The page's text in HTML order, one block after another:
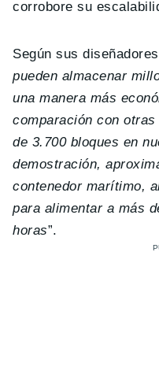
corrobore su
Según sus diseñadores
pueden almacenar
una manera más
comparación con
de 3.700 bloques en
demostración,
contenedor marítimo,
para alimentar a más
horas”.